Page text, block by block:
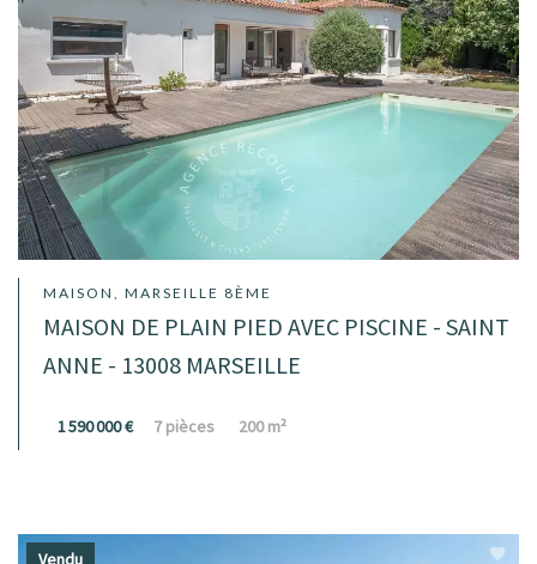
MAISON, MARSEILLE 8ÈME
MAISON DE PLAIN PIED AVEC PISCINE - SAINT
ANNE - 13008 MARSEILLE
1 590 000 € 7 pièces 200 m²
Vendu